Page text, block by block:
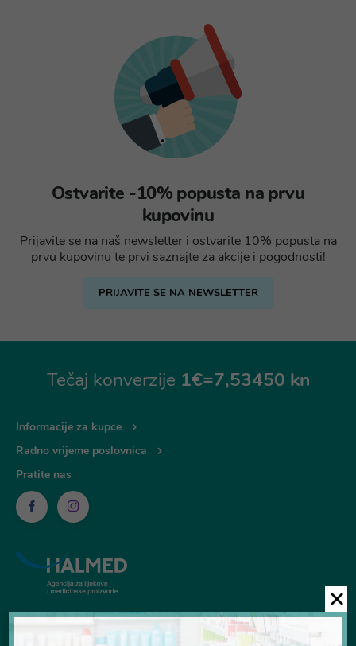
Ostvarite -10% popusta na prvu
kupovinu
Prijavite se na naš newsletter i ostvarite 10% popusta na
prvu kupovinu te prvi saznajte za akcije i pogodnosti!
PRIJAVITE SE NA NEWSLETTER
Tečaj konverzije 1€=7,53450 kn
Informacije za kupce
Radno vrijeme poslovnica
Pratite nas